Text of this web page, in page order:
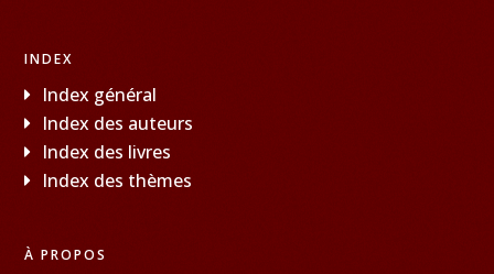
INDEX
Index général
Index des auteurs
Index des livres
Index des thèmes
À PROPOS